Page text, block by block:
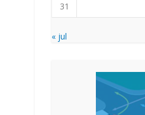
31
« jul